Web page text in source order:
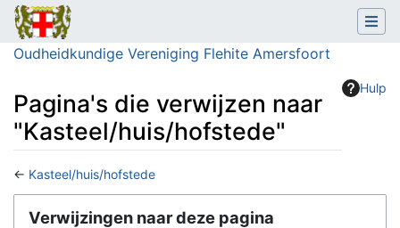
Oudheidkundige Vereniging Flehite Amersfoort
Hulp
Pagina's die verwijzen naar
"Kasteel/huis/hofstede"
← Kasteel/huis/hofstede
Ga naar:navigatie,zoeken
Verwijzingen naar deze pagina